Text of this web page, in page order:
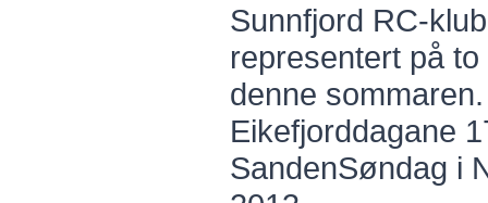
Sunnfjord RC-
representert på
denne sommaren.
Eikefjorddagane
SandenSøndag i